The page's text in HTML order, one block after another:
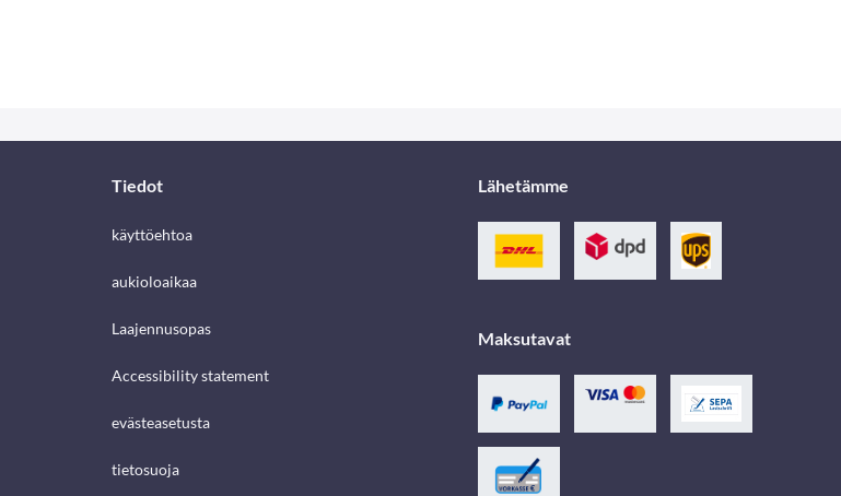
Tiedot
käyttöehtoa
aukioloaikaa
Laajennusopas
Accessibility statement
evästeasetusta
tietosuoja
Lähetämme
Maksutavat